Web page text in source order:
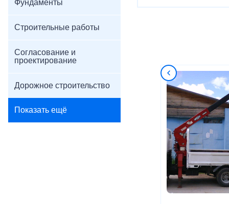
Фундаменты
Строительные работы
Согласование и
проектирование
Дорожное строительство
Показать ещё